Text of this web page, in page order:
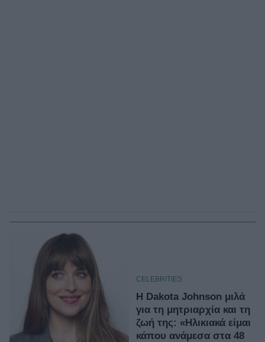
CELEBRITIES
Η Dakota Johnson μιλά
για τη μητριαρχία και τη
ζωή της: «Ηλικιακά είμαι
κάπου ανάμεσα στα 48